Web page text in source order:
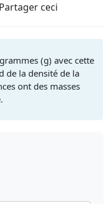
Partager ceci
(g) avec cette
de la densité de la
ont des masses